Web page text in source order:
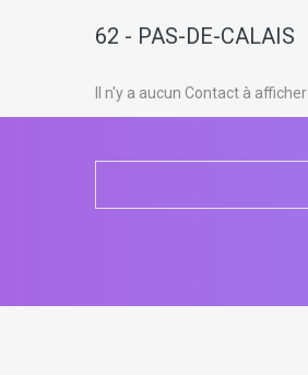
62 - PAS-DE-CALAIS
Il n'y a aucun Contact à afficher